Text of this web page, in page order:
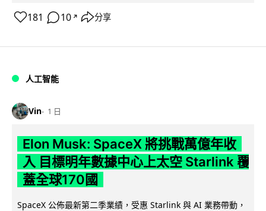
181 10 ↗ 分享
人工智能
Vin 1 日
Elon Musk: SpaceX 將挑戰萬億年收
入 目標明年數據中心上太空 Starlink 覆
蓋全球170國
SpaceX 公佈最新第二季業績，受惠 Starlink 與 AI 業務帶動，